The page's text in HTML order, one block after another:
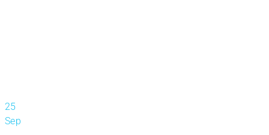
25
Sep